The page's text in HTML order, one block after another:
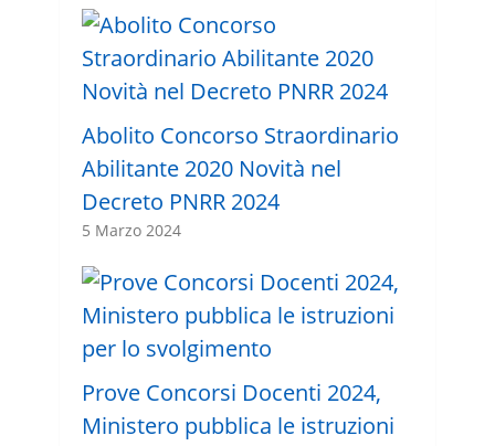
Abolito Concorso Straordinario
Abilitante 2020 Novità nel
Decreto PNRR 2024
5 Marzo 2024
Prove Concorsi Docenti 2024,
Ministero pubblica le istruzioni